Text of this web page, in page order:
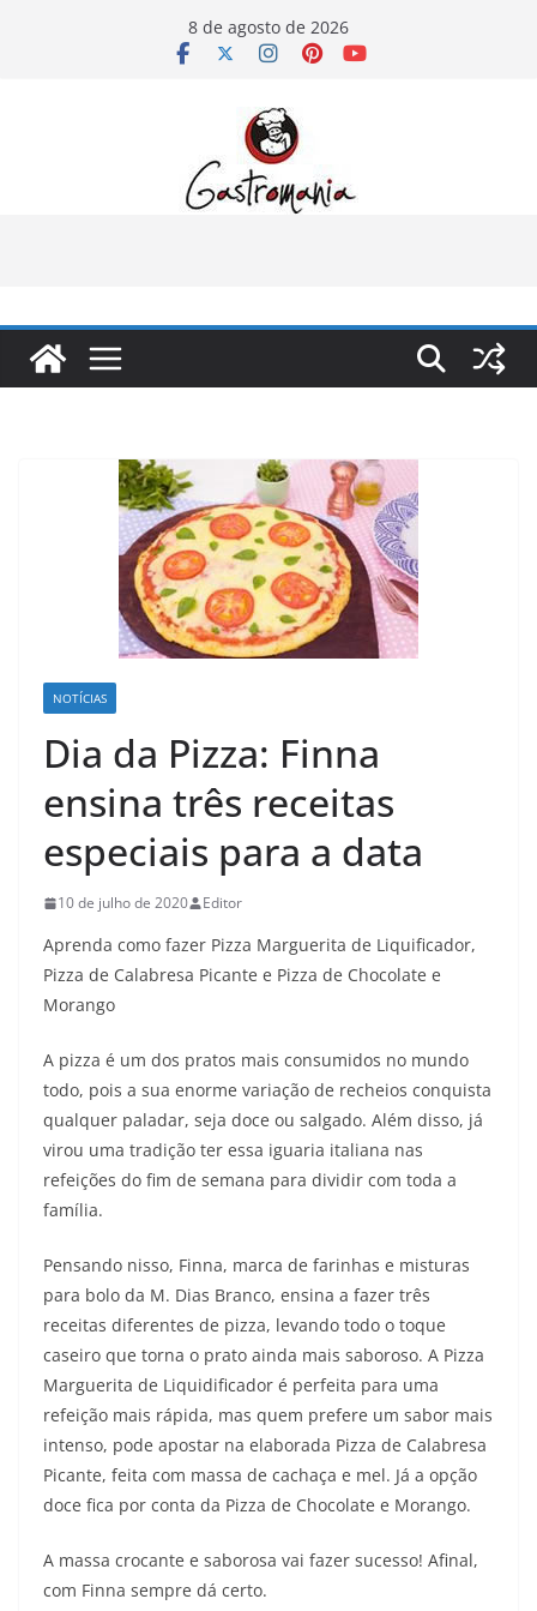
8 de agosto de 2026
NOTÍCIAS
Dia da Pizza: Finna
ensina três receitas
especiais para a data
10 de julho de 2020 Editor
Aprenda como fazer Pizza Marguerita de Liquificador,
Pizza de Calabresa Picante e Pizza de Chocolate e
Morango
A pizza é um dos pratos mais consumidos no mundo
todo, pois a sua enorme variação de recheios conquista
qualquer paladar, seja doce ou salgado. Além disso, já
virou uma tradição ter essa iguaria italiana nas
refeições do fim de semana para dividir com toda a
família.
Pensando nisso, Finna, marca de farinhas e misturas
para bolo da M. Dias Branco, ensina a fazer três
receitas diferentes de pizza, levando todo o toque
caseiro que torna o prato ainda mais saboroso. A Pizza
Marguerita de Liquidificador é perfeita para uma
refeição mais rápida, mas quem prefere um sabor mais
intenso, pode apostar na elaborada Pizza de Calabresa
Picante, feita com massa de cachaça e mel. Já a opção
doce fica por conta da Pizza de Chocolate e Morango.
A massa crocante e saborosa vai fazer sucesso! Afinal,
com Finna sempre dá certo.